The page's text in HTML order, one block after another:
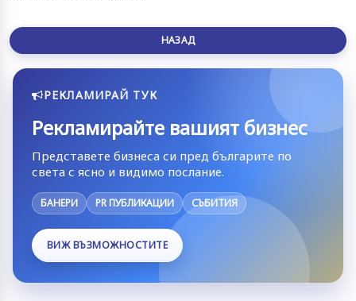
НАЗАД
РЕКЛАМИРАЙ ТУК
Рекламирайте вашият бизнес
Представете бизнеса си пред българите по
света с ясно и видимо послание.
БАНЕРИ PR ПУБЛИКАЦИИ СЪБИТИЯ
ВИЖ ВЪЗМОЖНОСТИТЕ